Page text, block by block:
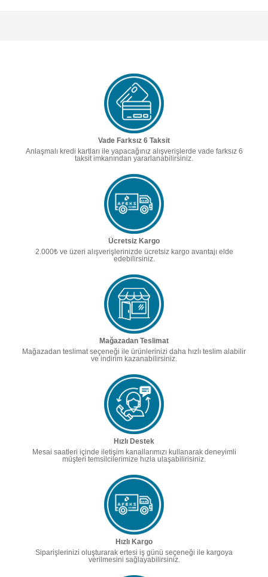
Vade Farksız 6 Taksit
Anlaşmalı kredi kartları ile yapacağınız alışverişlerde vade farksız 6
taksit imkanından yararlanabilirsiniz.
Ücretsiz Kargo
2.000₺ ve üzeri alışverişlerinizde ücretsiz kargo avantajı elde
edebilirsiniz.
Mağazadan Teslimat
Mağazadan teslimat seçeneği ile ürünlerinizi daha hızlı teslim alabilir
ve indirim kazanabilirsiniz.
Hızlı Destek
Mesai saatleri içinde iletişim kanallarımızı kullanarak deneyimli
müşteri temsilcilerimize hızla ulaşabilirisiniz.
Hızlı Kargo
Siparişlerinizi oluşturarak ertesi iş günü seçeneği ile kargoya
verilmesini sağlayabilirsiniz.